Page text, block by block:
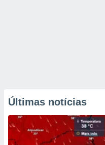
Últimas notícias